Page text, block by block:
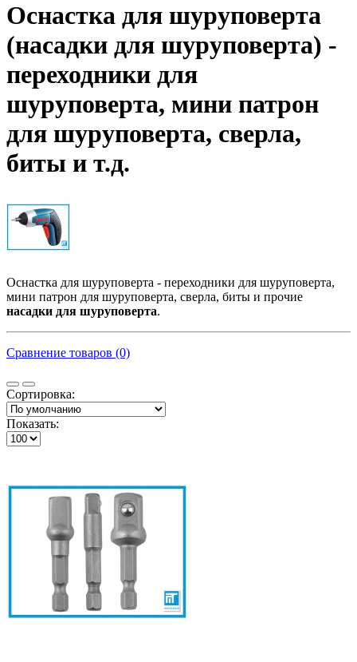
Оснастка для шуруповерта
(насадки для шуруповерта) -
переходники для
шуруповерта, мини патрон
для шуруповерта, сверла,
биты и т.д.
Оснастка для шуруповерта - переходники для шуруповерта,
мини патрон для шуруповерта, сверла, биты и прочие
насадки для шуруповерта.
Сравнение товаров (0)
Сортировка:
Показать: